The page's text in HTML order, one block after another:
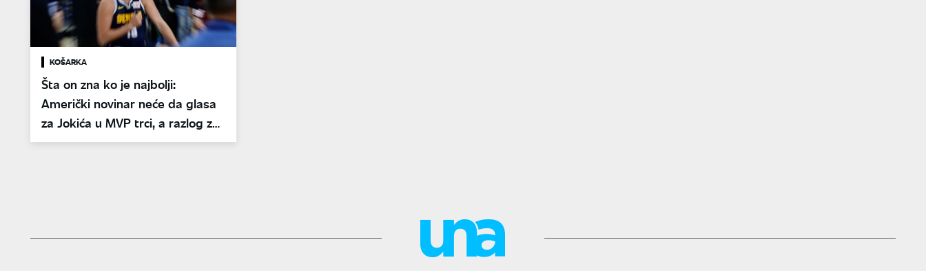
KOŠARKA
Šta on zna ko je najbolji:
Američki novinar neće da glasa
za Jokića u MVP trci, a razlog za
to mu je nikad gori